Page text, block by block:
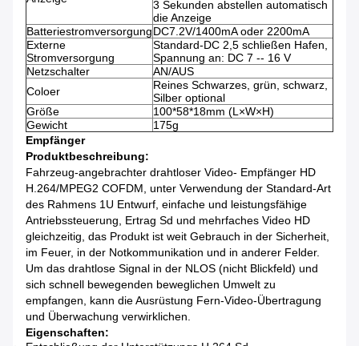
3 Sekunden abstellen automatisch
die Anzeige
BatteriestromversorgungDC7.2V/1400mA oder 2200mA
Externe
Stromversorgung
Standard-DC 2,5 schließen Hafen,
Spannung an: DC 7 -- 16 V
Netzschalter
AN/AUS
Coloer
Reines Schwarzes, grün, schwarz,
Silber optional
Größe
100*58*18mm (L×W×H)
Gewicht
175g
Empfänger
Produktbeschreibung:
Fahrzeug-angebrachter drahtloser Video- Empfänger HD
H.264/MPEG2 COFDM, unter Verwendung der Standard-Art
des Rahmens 1U Entwurf, einfache und leistungsfähige
Antriebssteuerung, Ertrag Sd und mehrfaches Video HD
gleichzeitig, das Produkt ist weit Gebrauch in der Sicherheit,
im Feuer, in der Notkommunikation und in anderer Felder.
Um das drahtlose Signal in der NLOS (nicht Blickfeld) und
sich schnell bewegenden beweglichen Umwelt zu
empfangen, kann die Ausrüstung Fern-Video-Übertragung
und Überwachung verwirklichen.
Eigenschaften: